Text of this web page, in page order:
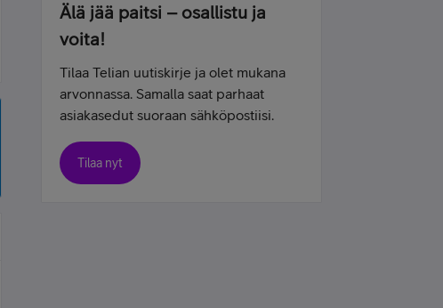
Älä jää paitsi – osallistu ja
voita!
Tilaa Telian uutiskirje ja olet mukana
arvonnassa. Samalla saat parhaat
asiakasedut suoraan sähköpostiisi.
Tilaa nyt